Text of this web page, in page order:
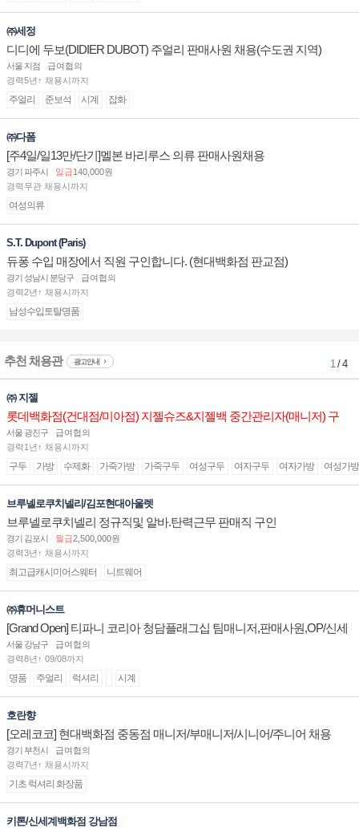
㈜세정
디디에 두보(DIDIER DUBOT) 주얼리 판매사원 채용(수도권 지역)
서울 지점
급여협의
경력5년↑ 채용시까지
주얼리 준보석 시계 잡화
㈜다폼
[주4일/일13만/단기]멜본 바리루스 의류 판매사원채용
경기 파주시 일급140,000원
경력무관 채용시까지
여성의류
S.T. Dupont (Paris)
듀퐁 수입 매장에서 직원 구인합니다. (현대백화점 판교점)
경기 성남시 분당구
급여협의
경력2년↑ 채용시까지
남성수입토탈명품
추천 채용관 광고안내 1/ 4
㈜ 지젤
롯데백화점(건대점/미아점) 지젤슈즈&지젤백 중간관리자(매니저) 구
인합니다
서울 광진구
급여협의
경력1년↑ 채용시까지
구두 가방 수제화 가죽가방 가죽구두 여성구두 여자구두 여자가방 여성가방
브루넬로쿠치넬리/김포현대아울렛
브루넬로쿠치넬리 정규직및 알바.탄력근무 판매직 구인
경기 김포시 월급2,500,000원
경력3년↑ 채용시까지
최고급캐시미어스웨터 니트웨어
㈜휴머니스트
[Grand Open] 티파니 코리아 청담플래그십 팀매니저,판매사원,OP/신세
계대전 판매사원 채용
서울 강남구
급여협의
경력8년↑ 09/08까지
명품 주얼리 럭셔리 시계
호란향
[오레코코] 현대백화점 중동점 매니저/부매니저/시니어/주니어 채용
경기 부천시
급여협의
경력7년↑ 채용시까지
기초 럭셔리 화장품
키톤/신세계백화점 강남점